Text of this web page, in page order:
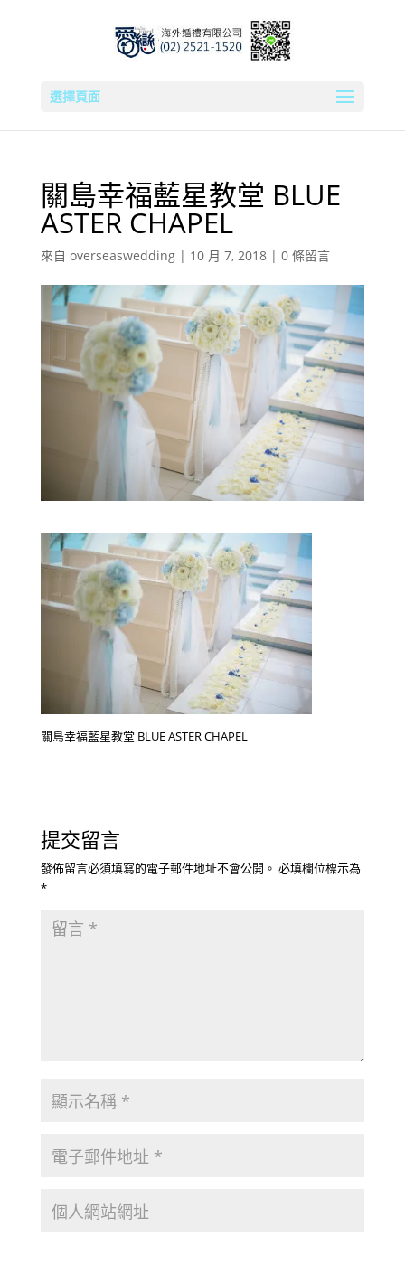
選擇頁面
關島幸福藍星教堂 BLUE
ASTER CHAPEL
來自 overseaswedding| 10 月 7, 2018| 0 條留言
關島幸福藍星教堂 BLUE ASTER CHAPEL
提交留言
發佈留言必須填寫的電子郵件地址不會公開。 必填欄位標示為
*